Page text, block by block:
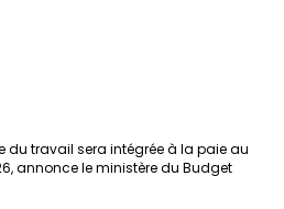
du travail sera intégrée à la paie au
annonce le ministère du Budget